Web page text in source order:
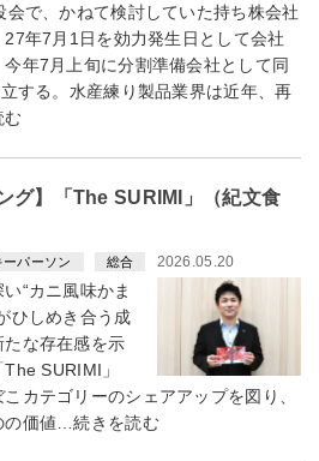
で、かねて検討していた持ち株会社
年7月1日を効力発生日として会社
年7月上旬に分割準備会社として同
する。水産練り製品業界は近年、再
む
グ】「The SURIMI」（紀文食
ーパーソン 総合 2026.05.20
“カニ風味かま
ひしめき合う成
な存在感を示
SURIMI」
カテゴリーのシェアアップを図り、
の価値…続きを読む